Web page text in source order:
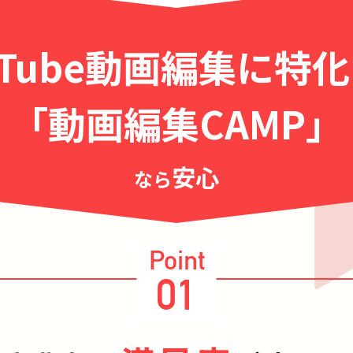
動画編集に特
「動画編集CAMP」
なら安心
Point
01